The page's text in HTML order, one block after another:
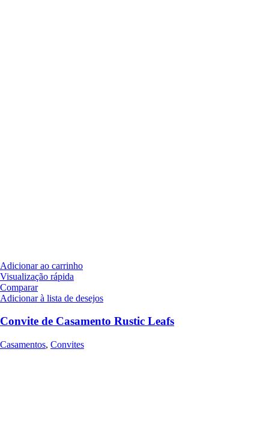
Adicionar ao carrinho
Visualização rápida
Comparar
Adicionar à lista de desejos
Convite de Casamento Rustic Leafs
Casamentos, Convites